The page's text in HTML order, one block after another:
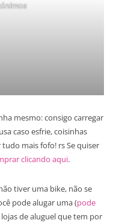
mesmo: consigo carregar
caso esfrie, coisinhas
mais fofo! rs Se quiser
clicando aqui.
tiver uma bike, não se
pode alugar uma (pode
lojas de aluguel que tem por